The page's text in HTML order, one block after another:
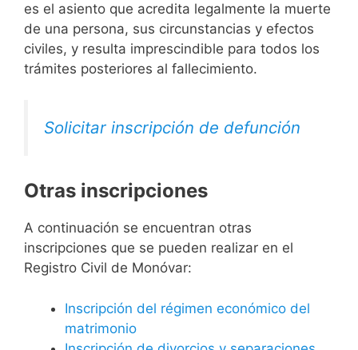
es el asiento que acredita legalmente la muerte
de una persona, sus circunstancias y efectos
civiles, y resulta imprescindible para todos los
trámites posteriores al fallecimiento.
Solicitar inscripción de defunción
Otras inscripciones
A continuación se encuentran otras
inscripciones que se pueden realizar en el
Registro Civil de Monóvar:
Inscripción del régimen económico del
matrimonio